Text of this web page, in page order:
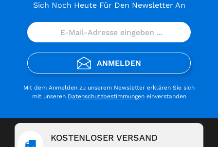
Sich Noch Heute Für Den Newsletter An
ANMELDEN
Mit dem Anmelden zu unserem Newsletter erklären Sie sich
mit unseren Datenschutzbestimmungeneinverstanden
KOSTENLOSER VERSAND